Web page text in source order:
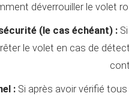
déverrouiller le volet
(le cas échéant) :Si
le volet en cas de
: Si après avoir vérifié